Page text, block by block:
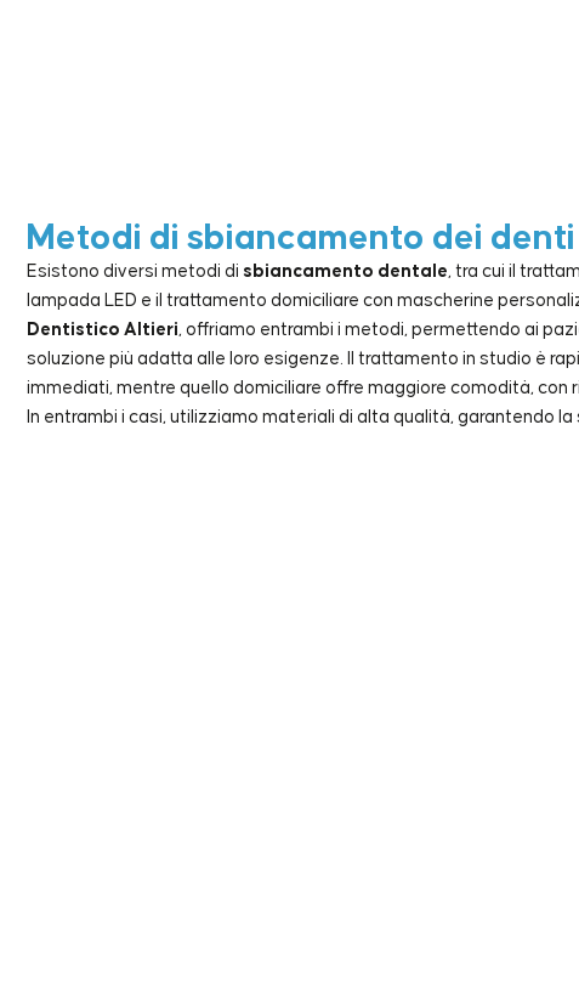
Metodi di sbiancamento dei denti
Esistono diversi metodi di sbiancamento dentale, tra cui il
lampada LED e il trattamento domiciliare con mascherine
Dentistico Altieri, offriamo entrambi i metodi, permettendo ai
soluzione più adatta alle loro esigenze. Il trattamento in studio è
immediati, mentre quello domiciliare offre maggiore comodità, con
In entrambi i casi, utilizziamo materiali di alta qualità, garantendo